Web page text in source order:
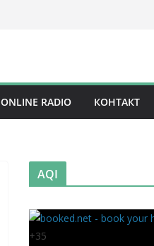
ONLINE RADIO КОНТАКТ
AQI
+35